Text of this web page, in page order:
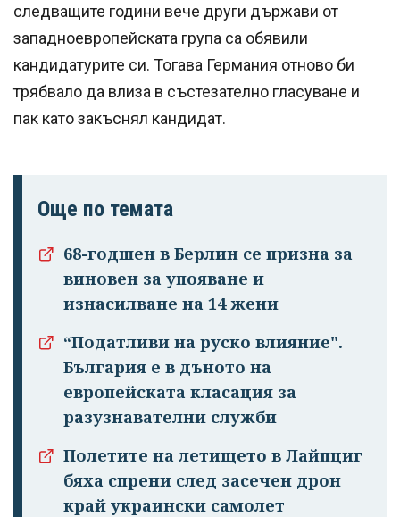
следващите години вече други държави от
западноевропейската група са обявили
кандидатурите си. Тогава Германия отново би
трябвало да влиза в състезателно гласуване и
пак като закъснял кандидат.
Още по темата
68-годшен в Берлин се призна за
виновен за упояване и
изнасилване на 14 жени
“Податливи на руско влияние".
България е в дъното на
европейската класация за
разузнавателни служби
Полетите на летището в Лайпциг
бяха спрени след засечен дрон
край украински самолет